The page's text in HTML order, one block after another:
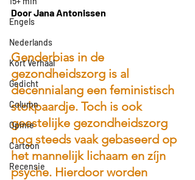
Engels
Nederlands
Kort Verhaal
Gedicht
Column
Opinie
Cartoon
Recensie
Door Jana Antonissen
Genderbias in de
gezondheidszorg is al
decennialang een feministisch
stokpaardje. Toch is ook
geestelijke gezondheidszorg
nog steeds vaak gebaseerd op
het mannelijk lichaam en zíjn
psyche. Hierdoor worden